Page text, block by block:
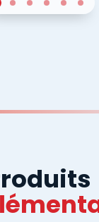
Sur 42Sur 43Sur 44Sur 45Sur 46Sur 4